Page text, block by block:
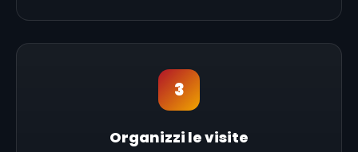
3
Organizzi le visite